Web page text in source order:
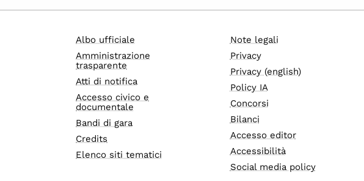
Albo ufficiale
Amministrazione
trasparente
Atti di notifica
Accesso civico e
documentale
Bandi di gara
Credits
Elenco siti tematici
Note legali
Privacy
Privacy (english)
Policy IA
Concorsi
Bilanci
Accesso editor
Accessibilità
Social media policy